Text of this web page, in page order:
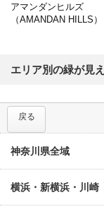
アマンダンヒルズ
（AMANDAN HILLS）
エリア別の緑が見
戻る
神奈川県全域
横浜・新横浜・川崎